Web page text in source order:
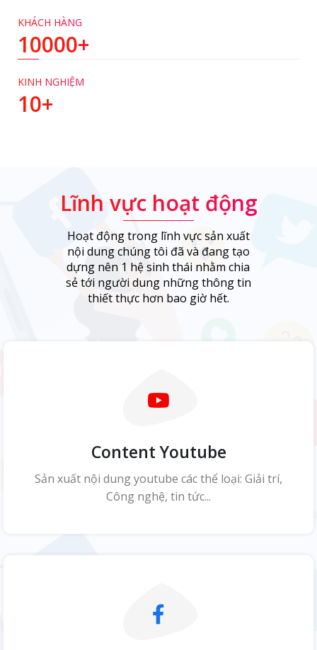
KHÁCH HÀNG
10000+
KINH NGHIỆM
10+
Lĩnh vực hoạt động
Hoạt động trong lĩnh vực sản xuất
nội dung chúng tôi đã và đang tạo
dựng nên 1 hệ sinh thái nhằm chia
sẻ tới người dung những thông tin
thiết thực hơn bao giờ hết.
Content Youtube
Sản xuất nội dung youtube các thể loại: Giải trí,
Công nghệ, tin tức...